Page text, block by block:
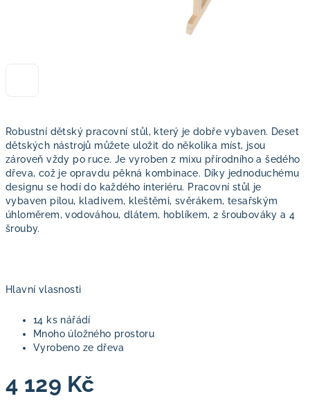
Robustní dětský pracovní stůl, který je dobře vybaven. Deset
dětských nástrojů můžete uložit do několika míst, jsou
zároveň vždy po ruce. Je vyroben z mixu přírodního a šedého
dřeva, což je opravdu pěkná kombinace. Díky jednoduchému
designu se hodí do každého interiéru. Pracovní stůl je
vybaven pilou, kladivem, kleštěmi, svěrákem, tesařským
úhloměrem, vodováhou, dlátem, hoblíkem, 2 šroubováky a 4
šrouby.
Hlavní vlasnosti
14 ks nářádí
Mnoho úložného prostoru
Vyrobeno ze dřeva
4 129 Kč